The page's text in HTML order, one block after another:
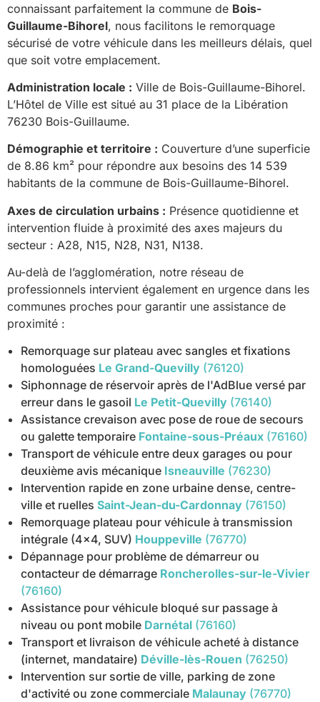
connaissant parfaitement la commune de Bois-
Guillaume-Bihorel, nous facilitons le remorquage
sécurisé de votre véhicule dans les meilleurs délais, quel
que soit votre emplacement.
Administration locale : Ville de Bois-Guillaume-Bihorel.
L’Hôtel de Ville est situé au 31 place de la Libération
76230 Bois-Guillaume.
Démographie et territoire : Couverture d’une superficie
de 8.86 km² pour répondre aux besoins des 14 539
habitants de la commune de Bois-Guillaume-Bihorel.
Axes de circulation urbains : Présence quotidienne et
intervention fluide à proximité des axes majeurs du
secteur : A28, N15, N28, N31, N138.
Au-delà de l’agglomération, notre réseau de
professionnels intervient également en urgence dans les
communes proches pour garantir une assistance de
proximité :
Remorquage sur plateau avec sangles et fixations
homologuées Le Grand-Quevilly (76120)
Siphonnage de réservoir après de l'AdBlue versé par
erreur dans le gasoil Le Petit-Quevilly (76140)
Assistance crevaison avec pose de roue de secours
ou galette temporaire Fontaine-sous-Préaux (76160)
Transport de véhicule entre deux garages ou pour
deuxième avis mécanique Isneauville (76230)
Intervention rapide en zone urbaine dense, centre-
ville et ruelles Saint-Jean-du-Cardonnay (76150)
Remorquage plateau pour véhicule à transmission
intégrale (4x4, SUV) Houppeville (76770)
Dépannage pour problème de démarreur ou
contacteur de démarrage Roncherolles-sur-le-Vivier
(76160)
Assistance pour véhicule bloqué sur passage à
niveau ou pont mobile Darnétal (76160)
Transport et livraison de véhicule acheté à distance
(internet, mandataire) Déville-lès-Rouen (76250)
Intervention sur sortie de ville, parking de zone
d'activité ou zone commerciale Malaunay (76770)